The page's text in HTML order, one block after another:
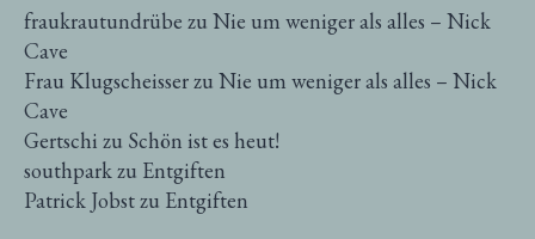
fraukrautundrübe zu Nie um weniger als alles – Nick
Cave
Frau Klugscheisserzu Nie um weniger als alles – Nick
Cave
Gertschi zu Schön ist es heut!
southparkzu Entgiften
Patrick Jobstzu Entgiften